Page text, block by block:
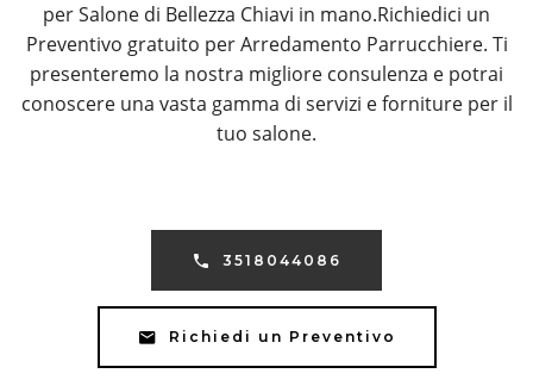
per Salone di Bellezza Chiavi in mano.Richiedici un
Preventivo gratuito per Arredamento Parrucchiere. Ti
presenteremo la nostra migliore consulenza e potrai
conoscere una vasta gamma di servizi e forniture per il
tuo salone.
3518044086
Richiedi un Preventivo